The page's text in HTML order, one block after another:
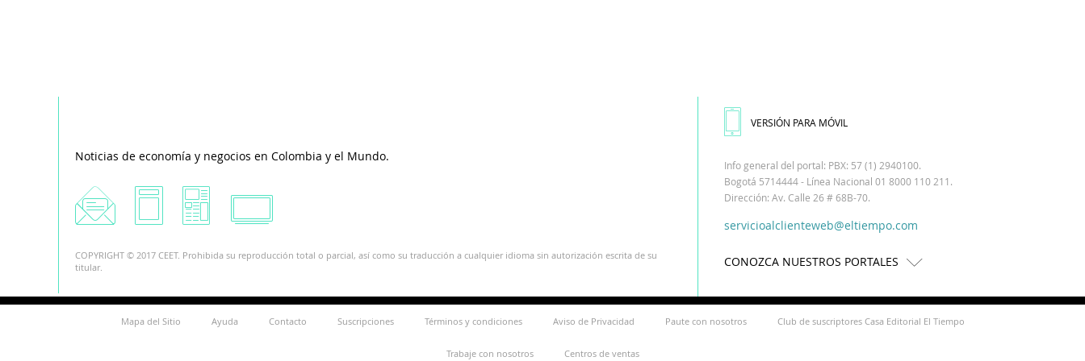
Noticias de economía y negocios en Colombia y el Mundo.
COPYRIGHT © 2017 CEET. Prohibida su reproducción total o parcial, así como su traducción a cualquier idioma sin autorización escrita de su
titular.
VERSIÓN PARA MÓVIL
Info general del portal: PBX: 57 (1) 2940100.
Bogotá 5714444 - Línea Nacional 01 8000 110 211.
Dirección: Av. Calle 26 # 68B-70.
servicioalclienteweb@eltiempo.com
CONOZCA NUESTROS PORTALES
Mapa del Sitio Ayuda Contacto Suscripciones Términos y condiciones Aviso de Privacidad Paute con nosotros Club de suscriptores Casa Editorial El Tiempo
Trabaje con nosotros Centros de ventas